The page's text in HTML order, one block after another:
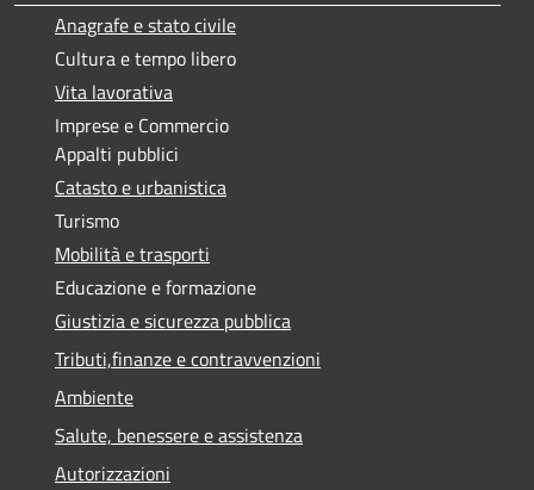
Anagrafe e stato civile
Cultura e tempo libero
Vita lavorativa
Imprese e Commercio
Appalti pubblici
Catasto e urbanistica
Turismo
Mobilità e trasporti
Educazione e formazione
Giustizia e sicurezza pubblica
Tributi,finanze e contravvenzioni
Ambiente
Salute, benessere e assistenza
Autorizzazioni